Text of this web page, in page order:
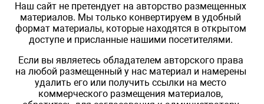
Наш сайт не претендует на авторство размещенных
материалов. Мы только конвертируем в удобный
формат материалы, которые находятся в открытом
доступе и присланные нашими посетителями.
Если вы являетесь обладателем авторского права
на любой размещенный у нас материал и намерены
удалить его или получить ссылки на место
коммерческого размещения материалов,